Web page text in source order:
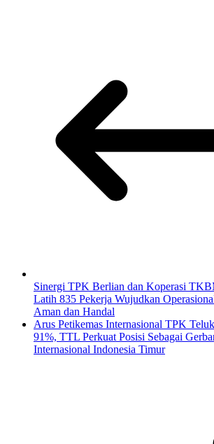
Sinergi TPK Berlian dan Koperasi
Latih 835 Pekerja Wujudkan
Aman dan Handal
Arus Petikemas Internasional TPK
91%, TTL Perkuat Posisi Sebagai
Internasional Indonesia Timur